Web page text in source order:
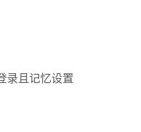
录且记忆设置